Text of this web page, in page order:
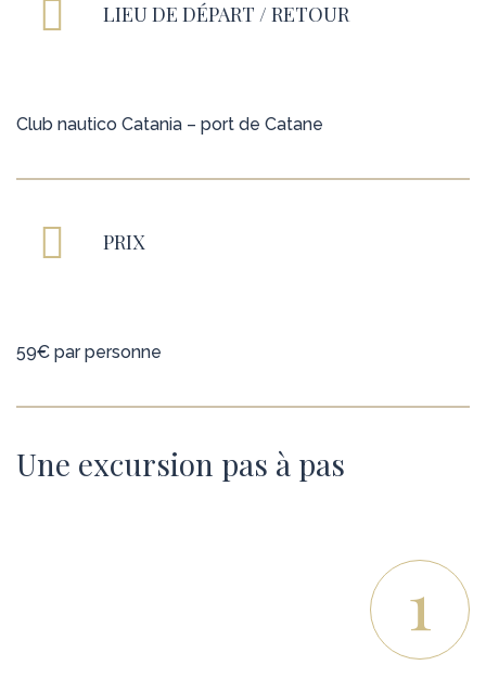
LIEU DE DÉPART / RETOUR
Club nautico Catania – port de Catane
PRIX
59€ par personne
Une excursion pas à pas
1